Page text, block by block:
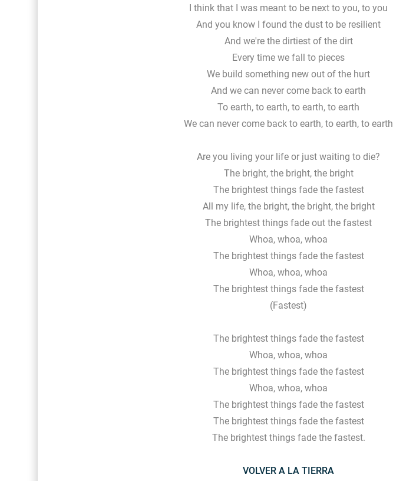
I think that I was meant to be next to you, to you
And you know I found the dust to be resilient
And we're the dirtiest of the dirt
Every time we fall to pieces
We build something new out of the hurt
And we can never come back to earth
To earth, to earth, to earth, to earth
We can never come back to earth, to earth, to earth
Are you living your life or just waiting to die?
The bright, the bright, the bright
The brightest things fade the fastest
All my life, the bright, the bright, the bright
The brightest things fade out the fastest
Whoa, whoa, whoa
The brightest things fade the fastest
Whoa, whoa, whoa
The brightest things fade the fastest
(Fastest)
The brightest things fade the fastest
Whoa, whoa, whoa
The brightest things fade the fastest
Whoa, whoa, whoa
The brightest things fade the fastest
The brightest things fade the fastest
The brightest things fade the fastest.
VOLVER A LA TIERRA